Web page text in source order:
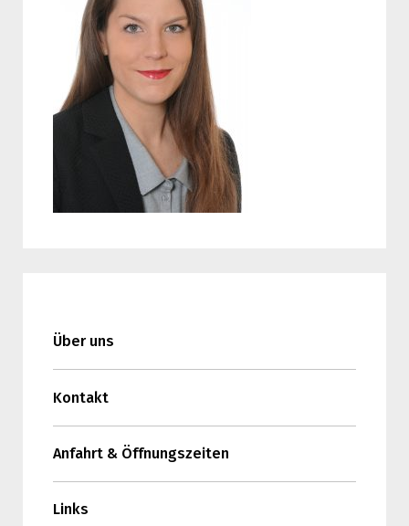
Über uns
Kontakt
Anfahrt & Öffnungszeiten
Links